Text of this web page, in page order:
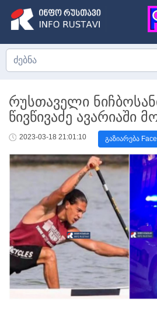
რუსთაველი
წივწივაძე ავარიაში
2023-03-18 21:01:10 გაზიარება